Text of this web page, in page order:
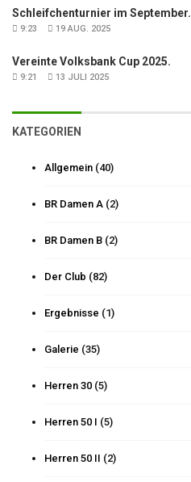
Schleifchenturnier im September.
9:23 19 AUG. 2025
Vereinte Volksbank Cup 2025.
9:21 13 JULI 2025
KATEGORIEN
Allgemein (40)
BR Damen A (2)
BR Damen B (2)
Der Club (82)
Ergebnisse (1)
Galerie (35)
Herren 30 (5)
Herren 50 I (5)
Herren 50 II (2)